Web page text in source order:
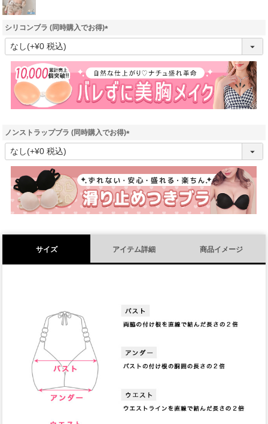
シリコンブラ (同時購入でお得)
(
須
)
ノンストラップブラ (同時購入でお得)
(
須
)
サイズ アイテム詳細 商品イメージ